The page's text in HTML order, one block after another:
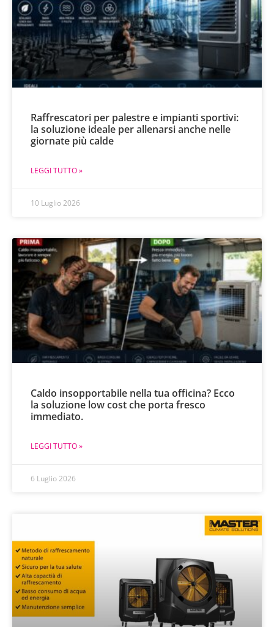
Raffrescatori per palestre e impianti sportivi:
la soluzione ideale per allenarsi anche nelle
giornate più calde
LEGGI TUTTO »
10 Luglio 2026
Caldo insopportabile nella tua officina? Ecco
la soluzione low cost che porta fresco
immediato.
LEGGI TUTTO »
6 Luglio 2026